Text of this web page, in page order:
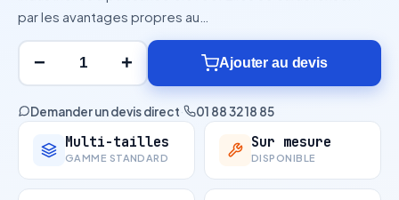
par les avantages propres au…
− + Ajouter au devis
Demander un devis direct· 01 88 32 18 85
Multi-tailles
GAMME STANDARD
Sur mesure
DISPONIBLE